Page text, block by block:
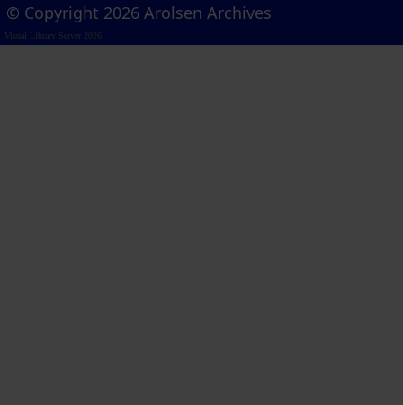
© Copyright 2026 Arolsen Archives
Visual Library Server 2026